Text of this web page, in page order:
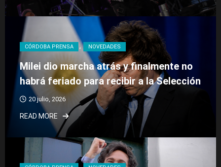
CÓRDOBA PRENSA NOVEDADES
Milei dio marcha atrás y finalmente no
habrá feriado para recibir a la Selección
20 julio, 2026
READ MORE